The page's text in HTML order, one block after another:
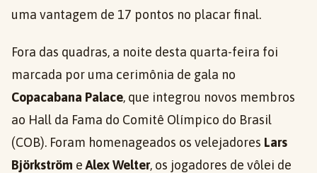
uma vantagem de 17 pontos no placar final.
Fora das quadras, a noite desta quarta-feira foi
marcada por uma cerimônia de gala no
Copacabana Palace, que integrou novos membros
ao Hall da Fama do Comitê Olímpico do Brasil
(COB). Foram homenageados os velejadores Lars
Björkström eAlex Welter, os jogadores de vôlei de